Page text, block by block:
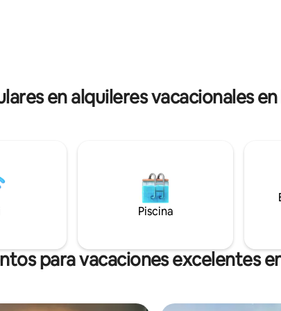
en alquileres vacacionales
Piscina
para vacaciones excelentes